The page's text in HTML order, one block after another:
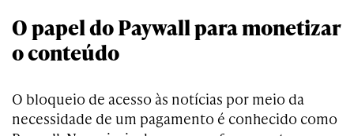
O papel do Paywall para monetizar
o conteúdo
O bloqueio de acesso às notícias por meio da
necessidade de um pagamento é conhecido como